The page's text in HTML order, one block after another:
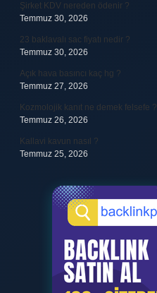
Şirket KDV nereden ödenir ?
Temmuz 30, 2026
23 baklavalı sac fiyatı nedir ?
Temmuz 30, 2026
Açık hava basıncı kaç hg ?
Temmuz 27, 2026
Kozmolojik kanıt ne demek felsefe ?
Temmuz 26, 2026
Kallavi kavun nasıl ?
Temmuz 25, 2026